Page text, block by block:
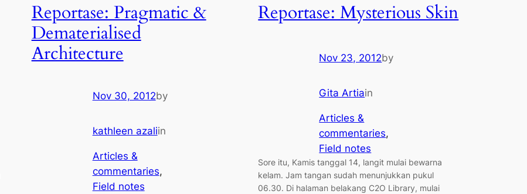
Reportase: Pragmatic &
Dematerialised
Architecture
Nov 30, 2012by
kathleen azaliin
Articles &
commentaries
Field notes
Reportase: Mysterious Skin
Nov 23, 2012by
Gita Artiain
Articles &
commentaries
Field notes
Sore itu, Kamis tanggal 14, langit mulai bewarna
kelam. Jam tangan sudah menunjukkan pukul
06.30. Di halaman belakang C2O Library, mulai